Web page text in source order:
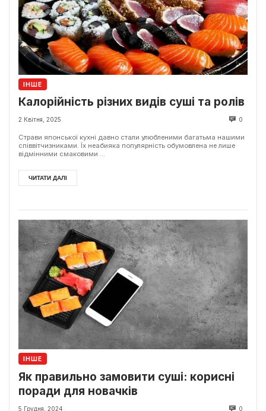
ІНШЕ
Калорійність різних видів суші та ролів
2 Квітня, 2025 0
Страви японської кухні давно стали улюбленими багатьма нашими
співвітчизниками. Їх неабияка популярність обумовлена не лише
відмінними смаковими ...
ЧИТАТИ ДАЛІ
ІНШЕ
Як правильно замовити суші: корисні
поради для новачків
5 Грудня, 2024 0